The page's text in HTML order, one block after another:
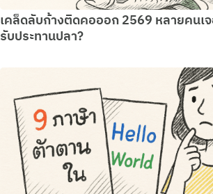
เคล็ดลับก้างติดคอออก 2569 หลายคนเจ
รับประทานปลา?